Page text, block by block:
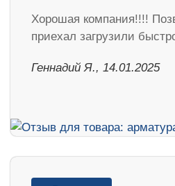
Хорошая компания!!!!
приехал загрузили
Геннадий Я., 14.01.2025